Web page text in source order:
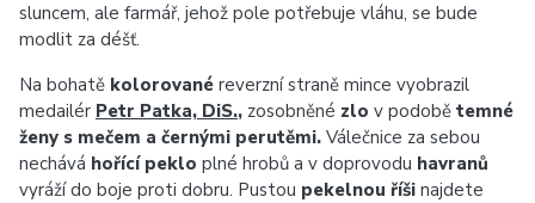
sluncem, ale farmář, jehož pole potřebuje vláhu, se bude
modlit za déšť.
Na bohatě kolorované reverzní straně mince vyobrazil
medailér Petr Patka, DiS., zosobněné zlo v podobě temné
ženy s mečem a černými perutěmi. Válečnice za sebou
nechává hořící peklo plné hrobů a v doprovodu havranů
vyráží do boje proti dobru. Pustou pekelnou říši najdete